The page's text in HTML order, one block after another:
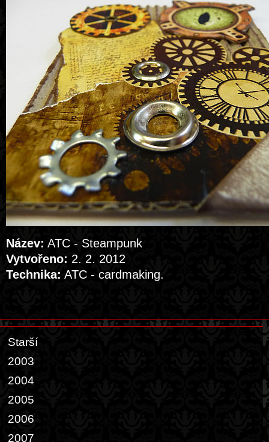
Název: ATC - Steampunk
Vytvořeno: 2. 2. 2012
Technika: ATC - cardmaking.
Starší
2003
2004
2005
2006
2007